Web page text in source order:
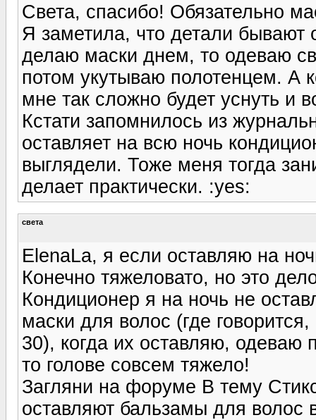
Света, спасибо! Обязательно
Я заметила, что детали бывают
делаю маски днем, то одеваю
потом укутываю полотенцем. А
мне так сложно будет уснуть и
Кстати запомнилось из
оставляет на всю ночь
выглядели. Тоже меня тогда
делает практически. :yes:
света
ElenaLa, я если оставляю на
Конечно тяжеловато, но это
Кондиционер я на ночь не
маски для волос (где
30), когда их оставляю, одеваю
то голове совсем тяжело!
Загляни на форуме В тему
оставляют бальзамы для волос